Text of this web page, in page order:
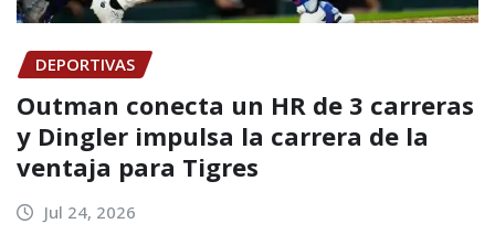
DEPORTIVAS
Outman conecta un HR de 3 carreras
y Dingler impulsa la carrera de la
ventaja para Tigres
Jul 24, 2026